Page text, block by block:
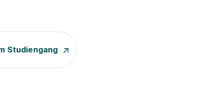
Studiengang